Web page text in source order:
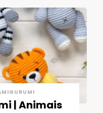
| Animais